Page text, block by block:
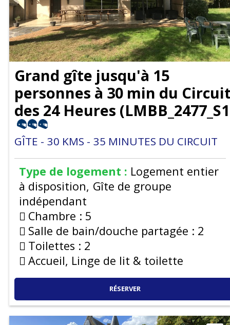
Grand gîte jusqu'à 15
personnes à 30 min du
des 24 Heures (LMBB_2477_S1
GÎTE 30 KMS 35 MINUTES DU CIRCUIT
Type de logement : Logement entier
à disposition Gîte de groupe
indépendant
Chambre : 5
Salle de bain/douche partagée : 2
Toilettes : 2
Accueil, Linge de lit & toilette
RÉSERVER